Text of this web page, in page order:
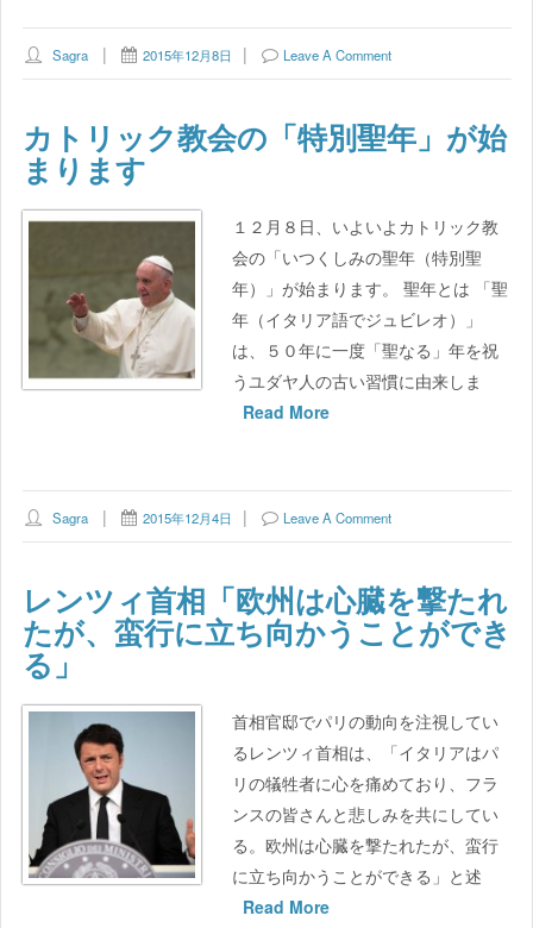
Sagra 2015年12月8日 Leave A Comment
カトリック教会の「特別聖年」が始
まります
１２月８日、いよいよカトリック教
会の「いつくしみの聖年（特別聖
年）」が始まります。 聖年とは 「聖
年（イタリア語でジュビレオ）」
は、５０年に一度「聖なる」年を祝
うユダヤ人の古い習慣に由来しま
Read More
Sagra 2015年12月4日 Leave A Comment
レンツィ首相「欧州は心臓を撃たれ
たが、蛮行に立ち向かうことができ
る」
首相官邸でパリの動向を注視してい
るレンツィ首相は、「イタリアはパ
リの犠牲者に心を痛めており、フラ
ンスの皆さんと悲しみを共にしてい
る。欧州は心臓を撃たれたが、蛮行
に立ち向かうことができる」と述
Read More